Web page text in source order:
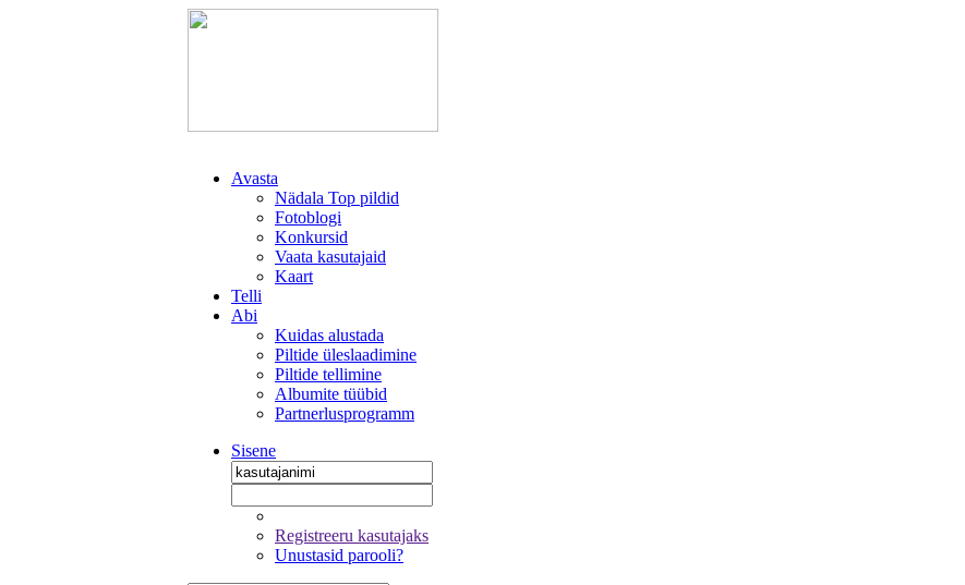
Avasta
Nädala Top pildid
Fotoblogi
Konkursid
Vaata kasutajaid
Kaart
Telli
Abi
Kuidas alustada
Piltide üleslaadimine
Piltide tellimine
Albumite tüübid
Partnerlusprogramm
Sisene
Registreeru kasutajaks
Unustasid parooli?